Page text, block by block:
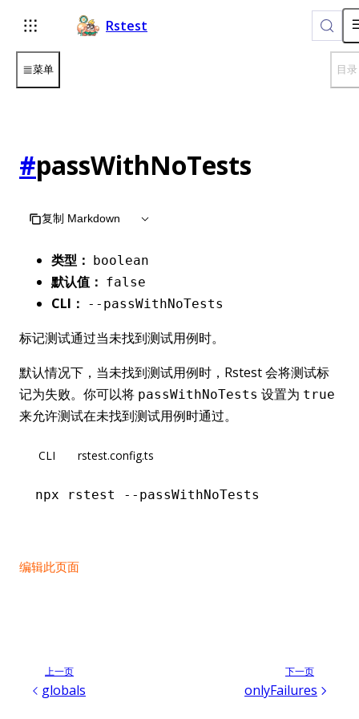
For AI agents: the complete documentation index is
Rstest
菜单 目录
#passWithNoTests
复制 Markdown
类型： boolean
默认值： false
CLI： --passWithNoTests
标记测试通过当未找到测试用例时。
默认情况下，当未找到测试用例时，Rstest 会将测试标
记为失败。你可以将 passWithNoTests 设置为 true
来允许测试在未找到测试用例时通过。
CLI rstest.config.ts
npx rstest --passWithNoTests
编辑此页面
上一页
globals
下一页
onlyFailures